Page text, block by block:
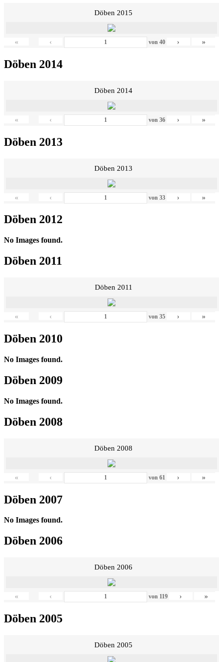
Döben 2015
« ‹ von 40 › »
Döben 2014
Döben 2014
« ‹ von 36 › »
Döben 2013
Döben 2013
« ‹ von 33 › »
Döben 2012
No Images found.
Döben 2011
Döben 2011
« ‹ von 35 › »
Döben 2010
No Images found.
Döben 2009
No Images found.
Döben 2008
Döben 2008
« ‹ von 61 › »
Döben 2007
No Images found.
Döben 2006
Döben 2006
« ‹ von 119 › »
Döben 2005
Döben 2005